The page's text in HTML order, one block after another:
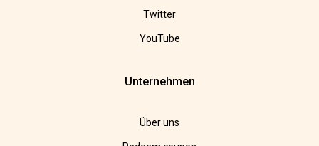
Twitter
YouTube
Unternehmen
Über uns